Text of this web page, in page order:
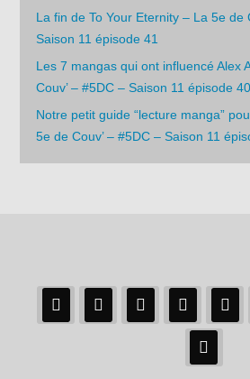
La fin de To Your Eternity – La 5e de
Saison 11 épisode 41
Les 7 mangas qui ont influencé Alex
Couv’ – #5DC – Saison 11 épisode 40
Notre petit guide “lecture manga”
5e de Couv’ – #5DC – Saison 11